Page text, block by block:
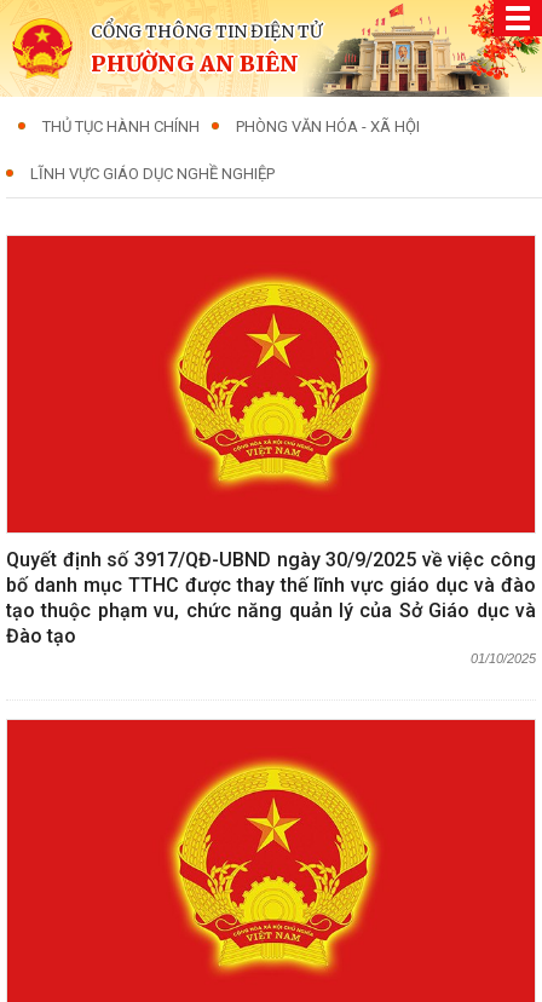
CỔNG THÔNG TIN ĐIỆN TỬ
PHƯỜNG AN BIÊN
THỦ TỤC HÀNH CHÍNH PHÒNG VĂN HÓA - XÃ HỘI
LĨNH VỰC GIÁO DỤC NGHỀ NGHIỆP
Quyết định số 3917/QĐ-UBND ngày 30/9/2025 về việc công
bố danh mục TTHC được thay thế lĩnh vực giáo dục và đào
tạo thuộc phạm vu, chức năng quản lý của Sở Giáo dục và
Đào tạo
01/10/2025